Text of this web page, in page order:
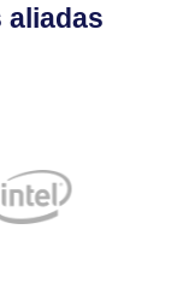
aliadas